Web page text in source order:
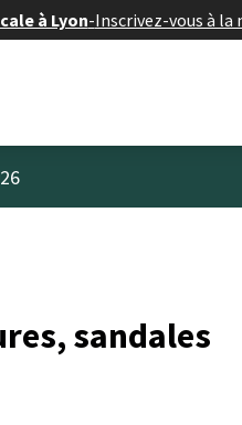
à Lyon-Inscrivez-vous à
sandales